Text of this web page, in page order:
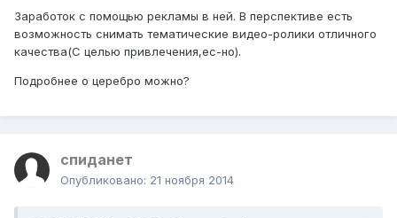
Заработок с помощью рекламы в ней. В перспективе есть
возможность снимать тематические видео-ролики отличного
качества(С целью привлечения,ес-но).
Подробнее о церебро можно?
спиданет
Опубликовано: 21 ноября 2014